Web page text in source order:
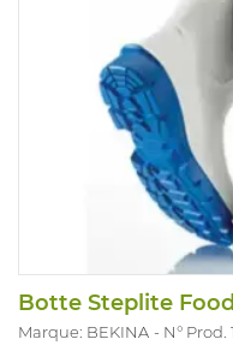
Botte Steplite
Marque: BEKINA N° Prod.